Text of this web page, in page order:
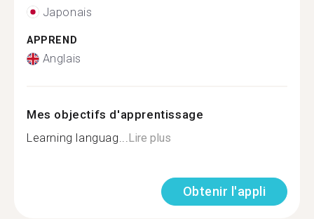
Japonais
APPREND
Anglais
Mes objectifs d'apprentissage
Learning languag...Lire plus
Obtenir l'appli